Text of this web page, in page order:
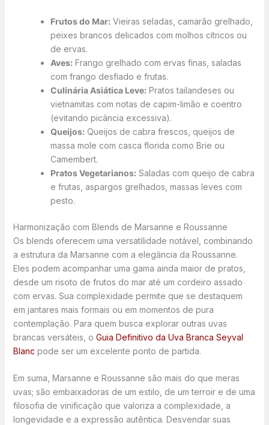
Frutos do Mar:Vieiras seladas, camarão grelhado,
peixes brancos delicados com molhos cítricos ou
de ervas.
Aves:Frango grelhado com ervas finas, saladas
com frango desfiado e frutas.
Culinária Asiática Leve:Pratos tailandeses ou
vietnamitas com notas de capim-limão e coentro
(evitando picância excessiva).
Queijos:Queijos de cabra frescos, queijos de
massa mole com casca florida como Brie ou
Camembert.
Pratos Vegetarianos:Saladas com queijo de cabra
e frutas, aspargos grelhados, massas leves com
pesto.
Harmonização com Blends de Marsanne e Roussanne
Os blends oferecem uma versatilidade notável, combinando
a estrutura da Marsanne com a elegância da Roussanne.
Eles podem acompanhar uma gama ainda maior de pratos,
desde um risoto de frutos do mar até um cordeiro assado
com ervas. Sua complexidade permite que se destaquem
em jantares mais formais ou em momentos de pura
contemplação. Para quem busca explorar outras uvas
brancas versáteis, o Guia Definitivo da Uva Branca Seyval
Blanc pode ser um excelente ponto de partida.
Em suma, Marsanne e Roussanne são mais do que meras
uvas; são embaixadoras de um estilo, de um terroir e de uma
filosofia de vinificação que valoriza a complexidade, a
longevidade e a expressão autêntica. Desvendar suas